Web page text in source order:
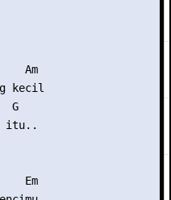
Am
kecil
G
itu..
Em